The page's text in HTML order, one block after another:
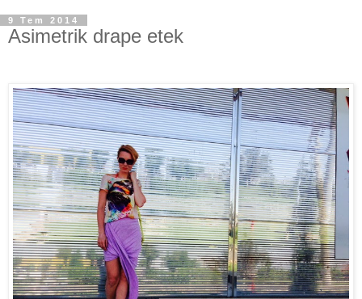
9 Tem 2014
Asimetrik drape etek